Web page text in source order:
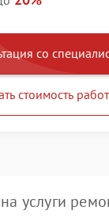
со
стоимость работ
услуги